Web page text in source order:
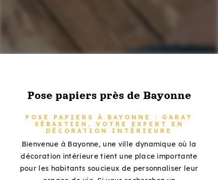
Pose papiers près de Bayonne
POSE PAPIERS À BAYONNE : GARAT
SÉBASTIEN, VOTRE EXPERT EN
DÉCORATION INTÉRIEURE
Bienvenue à Bayonne, une ville dynamique où la
décoration intérieure tient une place importante
pour les habitants soucieux de personnaliser leur